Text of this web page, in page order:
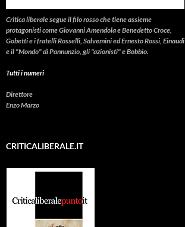
Critica liberalesegue il filo rosso che tiene assieme
protagonisti come Giovanni Amendola e Benedetto Croce,
Gobetti e i fratelli Rosselli, Salvemini ed Ernesto Rossi, Einaudi
e il "Mondo" di Pannunzio, gli "azionisti" e Bobbio.
Tutti i numeri
Direttore
Enzo Marzo
CRITICALIBERALE.IT